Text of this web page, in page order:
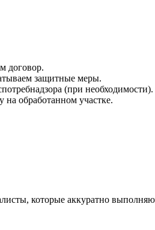
договор.
защитные меры.
(при необходимости).
на обработанном участке.
которые аккуратно